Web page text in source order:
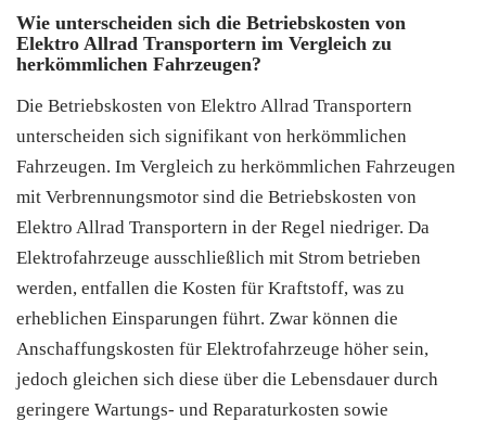
Wie unterscheiden sich die Betriebskosten von
Elektro Allrad Transportern im Vergleich zu
herkömmlichen Fahrzeugen?
Die Betriebskosten von Elektro Allrad Transportern
unterscheiden sich signifikant von herkömmlichen
Fahrzeugen. Im Vergleich zu herkömmlichen Fahrzeugen
mit Verbrennungsmotor sind die Betriebskosten von
Elektro Allrad Transportern in der Regel niedriger. Da
Elektrofahrzeuge ausschließlich mit Strom betrieben
werden, entfallen die Kosten für Kraftstoff, was zu
erheblichen Einsparungen führt. Zwar können die
Anschaffungskosten für Elektrofahrzeuge höher sein,
jedoch gleichen sich diese über die Lebensdauer durch
geringere Wartungs- und Reparaturkosten sowie